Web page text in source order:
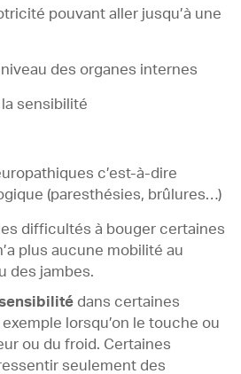
pouvant aller jusqu’à une
des organes internes
sensibilité
c’est-à-dire
(paresthésies, brûlures…)
difficultés à bouger certaines
plus aucune mobilité au
des jambes.
dans certaines
lorsqu’on le touche ou
ou du froid. Certaines
seulement des